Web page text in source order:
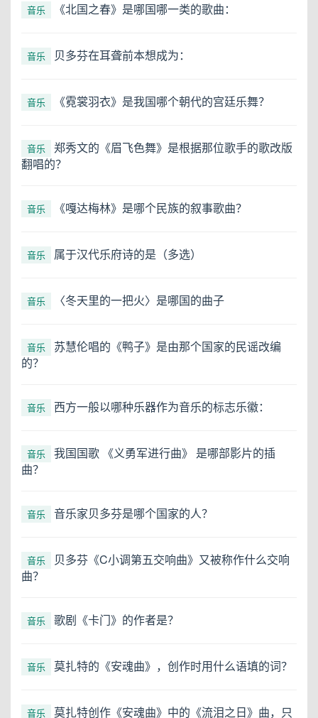
音乐 《北国之春》是哪国哪一类的歌曲：
音乐 贝多芬在耳聋前本想成为：
音乐 《霓裳羽衣》是我国哪个朝代的宫廷乐舞？
音乐
郑秀文的《眉飞色舞》是根据那位歌手的歌改版
翻唱的？
音乐 《嘎达梅林》是哪个民族的叙事歌曲？
音乐 属于汉代乐府诗的是（多选）
音乐 〈冬天里的一把火〉是哪国的曲子
音乐
苏慧伦唱的《鸭子》是由那个国家的民谣改编
的？
音乐 西方一般以哪种乐器作为音乐的标志乐徽：
音乐
我国国歌 《义勇军进行曲》 是哪部影片的插
曲？
音乐 音乐家贝多芬是哪个国家的人？
音乐
贝多芬《C小调第五交响曲》又被称作什么交响
曲？
音乐 歌剧《卡门》的作者是？
音乐 莫扎特的《安魂曲》，创作时用什么语填的词？
音乐 莫扎特创作《安魂曲》中的《流泪之日》曲，只